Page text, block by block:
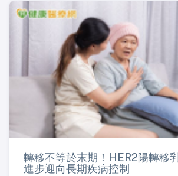
轉移不等於末期！HER2陽轉移
進步迎向長期疾病控制